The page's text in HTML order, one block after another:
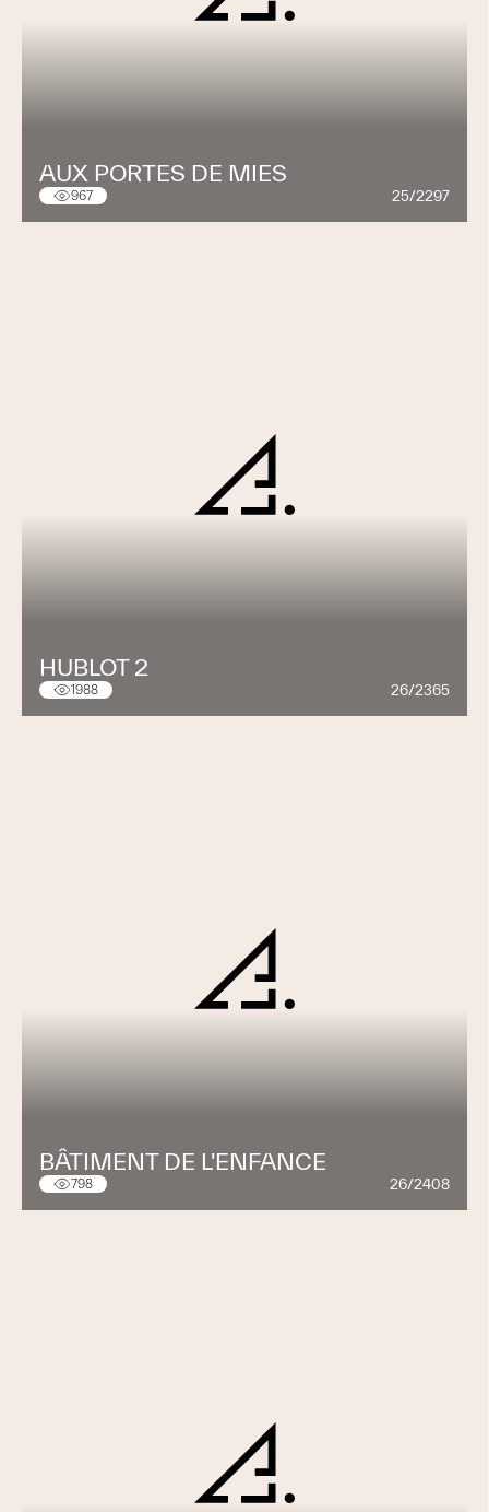
AUX PORTES DE MIES
967 25/2297
HUBLOT 2
1988 26/2365
BÂTIMENT DE L'ENFANCE
798 26/2408